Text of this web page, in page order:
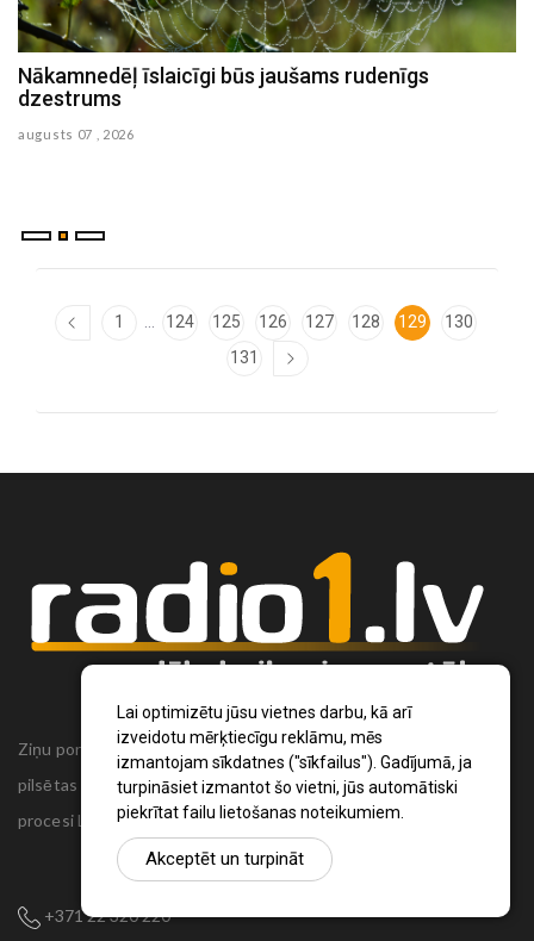
Lai optimizētu jūsu vietnes darbu, kā arī
izveidotu mērķtiecīgu reklāmu, mēs
izmantojam sīkdatnes ("sīkfailus"). Gadījumā, ja
turpināsiet izmantot šo vietni, jūs automātiski
piekrītat failu lietošanas noteikumiem.
Akceptēt un turpināt
No piektdienas kļūs vēsāks
augusts 05 , 2026
1 124 125 126 127 128 129
130
131
Ziņu portāls Radio1.lv ir informācija un diskusija par Jēkabpils
pilsētas un reģiona novadu aktualitātēm. Svarīgākie notikumi un
procesi Latvijā un pasaulē.
+371 22 320 220